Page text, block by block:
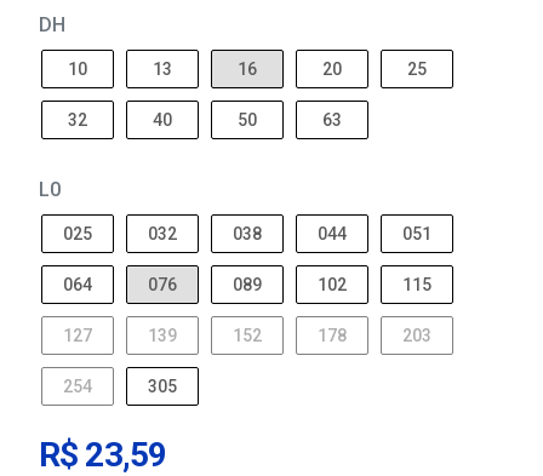
DH
10 13 16 20 25
32 40 50 63
L0
025 032 038 044 051
064 076 089 102 115
127 139 152 178 203
254 305
R$ 23,59